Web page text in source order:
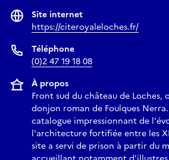
Site internet
https://citeroyaleloches.fr/
Téléphone
(0)2 47 19 18 08
À propos
Front sud du château de Loches,
donjon roman de Foulques
catalogue impressionnant de
l'architecture fortifiée entre les
site a servi de prison à partir du